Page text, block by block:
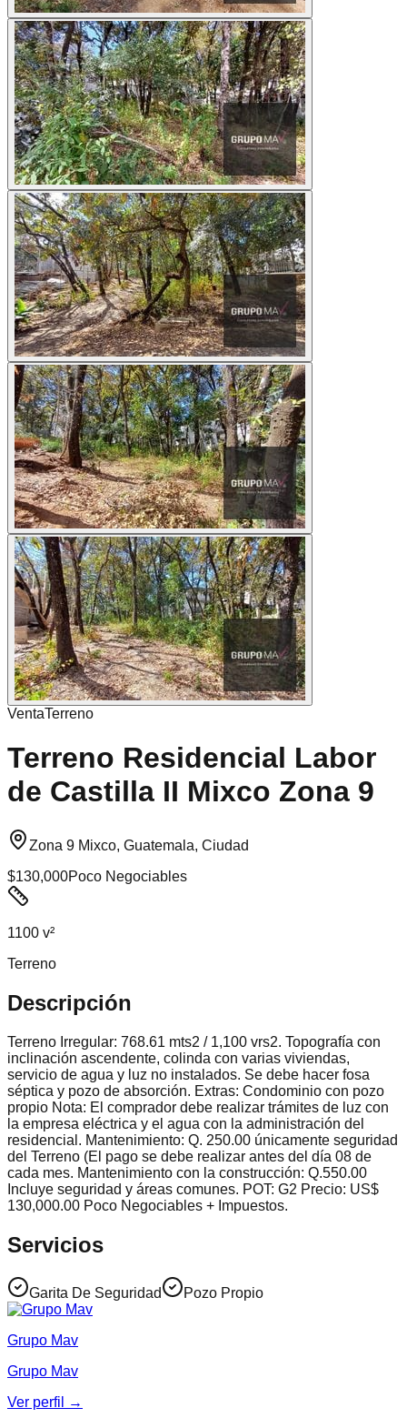
VentaTerreno
Terreno Residencial Labor
de Castilla II Mixco Zona 9
Zona 9 Mixco, Guatemala, Ciudad
$130,000Poco Negociables
1100 v²
Terreno
Descripción
Terreno Irregular: 768.61 mts2 / 1,100 vrs2. Topografía con
inclinación ascendente, colinda con varias viviendas,
servicio de agua y luz no instalados. Se debe hacer fosa
séptica y pozo de absorción. Extras: Condominio con pozo
propio Nota: El comprador debe realizar trámites de luz con
la empresa eléctrica y el agua con la administración del
residencial. Mantenimiento: Q. 250.00 únicamente seguridad
del Terreno (El pago se debe realizar antes del día 08 de
cada mes. Mantenimiento con la construcción: Q.550.00
Incluye seguridad y áreas comunes. POT: G2 Precio: US$
130,000.00 Poco Negociables + Impuestos.
Servicios
Garita De Seguridad Pozo Propio
Grupo Mav
Grupo Mav
Ver perfil →